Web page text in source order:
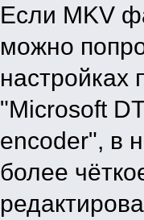
Если MKV
можно
настройках
"Microsoft
encoder", в
более